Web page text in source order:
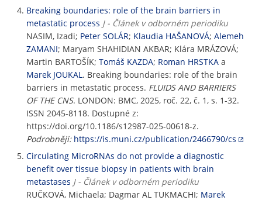
Breaking boundaries: role of the brain barriers in
metastatic process J - Článek v odborném periodiku
NASIM, Izadi; Peter SOLÁR; Klaudia HAŠANOVÁ; Alemeh
ZAMANI; Maryam SHAHIDIAN AKBAR; Klára MRÁZOVÁ;
Martin BARTOŠÍK; Tomáš KAZDA; Roman HRSTKA a
Marek JOUKAL . Breaking boundaries: role of the brain
barriers in metastatic process. FLUIDS AND BARRIERS
OF THE CNS. LONDON: BMC, 2025, roč. 22, č. 1, s. 1-32.
ISSN 2045-8118. Dostupné z:
https://doi.org/10.1186/s12987-025-00618-z.
Podrobněji: https://is.muni.cz/publication/2466790/cs
Circulating MicroRNAs do not provide a diagnostic
benefit over tissue biopsy in patients with brain
metastases J - Článek v odborném periodiku
RUČKOVÁ, Michaela; Dagmar AL TUKMACHI; Marek